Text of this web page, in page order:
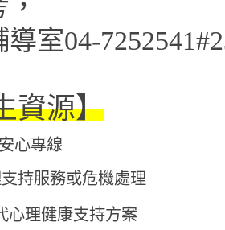
室04-
資源】
心專線
持服務或危機處理
心理健康支持方案